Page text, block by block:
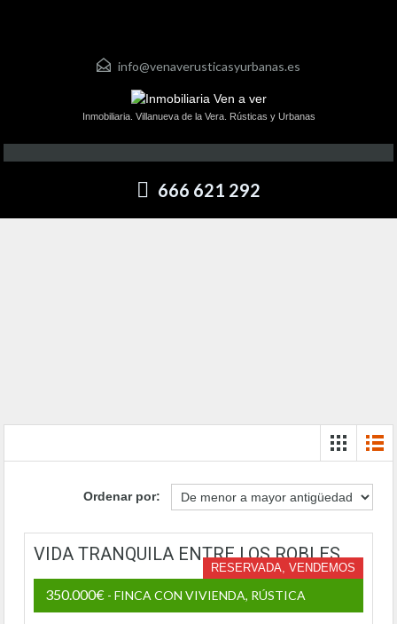
info@venaverusticasyurbanas.es
Inmobiliaria. Villanueva de la Vera. Rústicas y Urbanas
666 621 292
Ordenar por:
VIDA TRANQUILA ENTRE LOS ROBLES
RESERVADA, VENDEMOS
350.000€ - FINCA CON VIVIENDA, RÚSTICA